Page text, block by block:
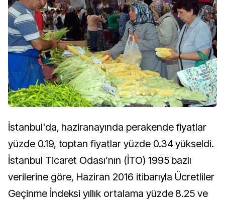
İstanbul'da, haziranayında perakende fiyatlar
yüzde 0.19, toptan fiyatlar yüzde 0.34 yükseldi.
İstanbul Ticaret Odası’nın (İTO) 1995 bazlı
verilerine göre, Haziran 2016 itibarıyla Ücretliler
Geçinme İndeksi yıllık ortalama yüzde 8.25 ve